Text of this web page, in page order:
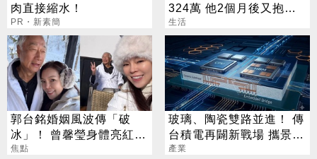
肉直接縮水！
PR・新素簡
324萬 他2個月後又抱回
3243萬
生活
郭台銘婚姻風波傳「破
冰」！ 曾馨瑩身體亮紅燈
18年婚姻驚傳出現轉機
焦點
玻璃、陶瓷雙路並進！ 傳
台積電再闢新戰場 攜景碩
布局類EMIB
產業